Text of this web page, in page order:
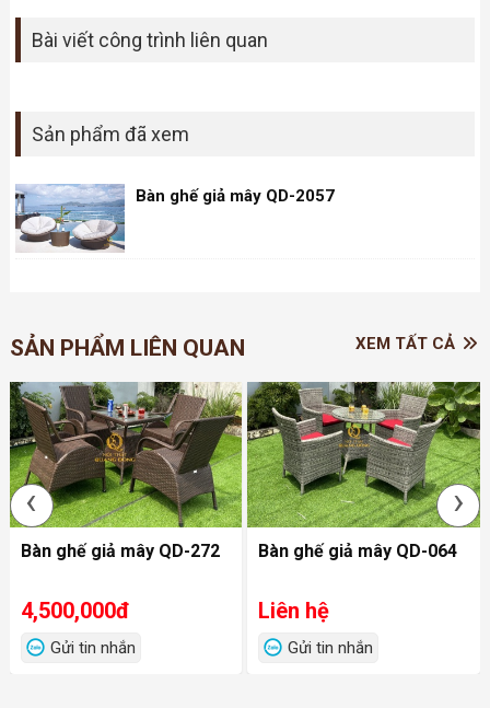
Bài viết công trình liên quan
Sản phẩm đã xem
Bàn ghế giả mây QD-2057
SẢN PHẨM LIÊN QUAN XEM TẤT CẢ
Bàn ghế giả mây QD-272
4,500,000đ
Gửi tin nhắn
Bàn ghế giả mây QD-064
Liên hệ
Gửi tin nhắn
‹ ›